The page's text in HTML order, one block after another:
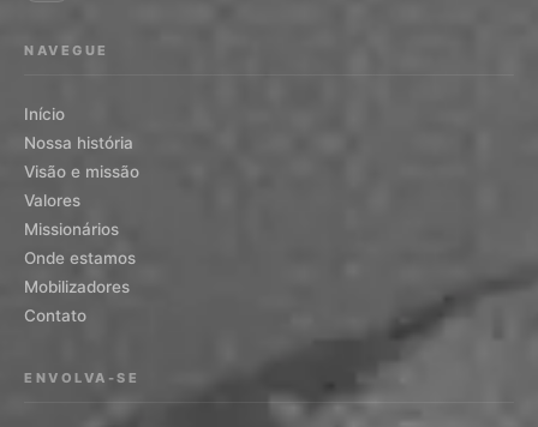
NAVEGUE
Início
Nossa história
Visão e missão
Valores
Missionários
Onde estamos
Mobilizadores
Contato
ENVOLVA-SE